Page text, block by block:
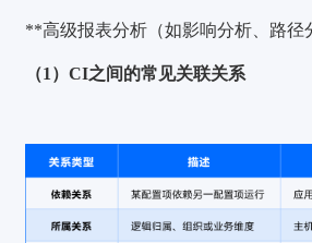
**高级报表分析（如影响分析、路径
（1）CI之间的常见关联关系